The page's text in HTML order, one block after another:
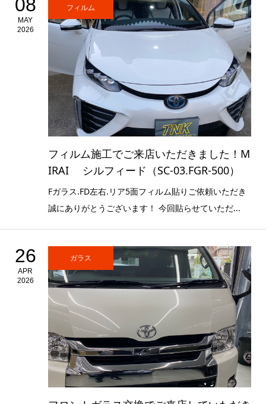
08
MAY
2026
フィルム
フィルム施工でご来店いただきました！M
IRAI シルフィード（SC-03.FGR-500）
Fガラス.FD左右.リア5面フィルム貼りご依頼いただき
誠にありがとうございます！ 今回貼らせていただ...
26
APR
2026
ガラス